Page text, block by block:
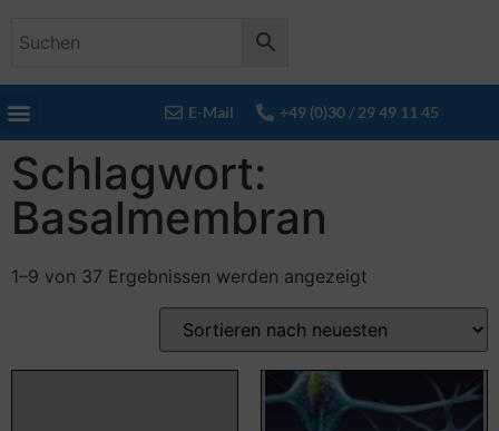
E-Mail +49 (0)30 / 29 49 11 45
Schlagwort:
Basalmembran
1–9 von 37 Ergebnissen werden angezeigt